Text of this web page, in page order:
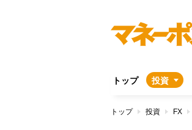
トップ 投資
トップ 投資 FX